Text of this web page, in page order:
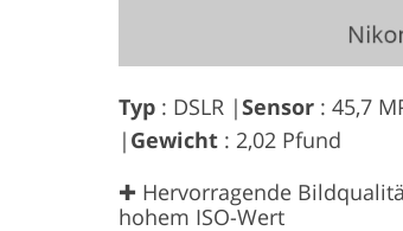
Typ : DSLR |Sensor : 45,7
| Gewicht : 2,02 Pfund
✚ Hervorragende
hohem ISO-Wert